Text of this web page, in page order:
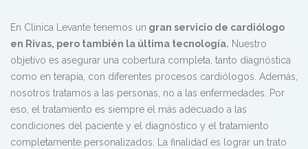
En Clínica Levante tenemos un gran servicio de cardiólogo
en Rivas, pero también la última tecnología. Nuestro
objetivo es asegurar una cobertura completa, tanto diagnóstica
como en terapia, con diferentes procesos cardiólogos. Además,
nosotros tratamos a las personas, no a las enfermedades. Por
eso, el tratamiento es siempre el más adecuado a las
condiciones del paciente y el diagnóstico y el tratamiento
completamente personalizados. La finalidad es lograr un trato